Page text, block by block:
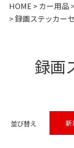
HOME カー用品
録画ステッカー
録画
並び替え 新